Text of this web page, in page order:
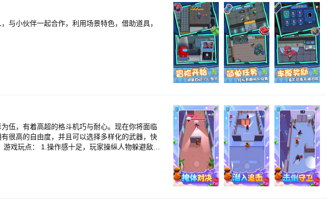
与小伙伴一起合作，利用场景特色，借助道具，
伍，有着高超的格斗机巧与耐心。现在你将面临
很高的自由度，并且可以选择多样化的武器，快